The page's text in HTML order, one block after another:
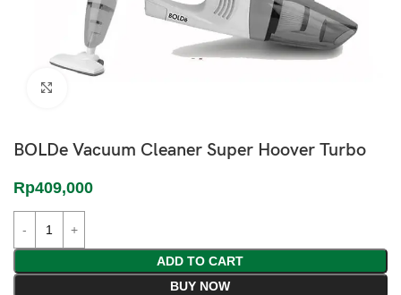
BOLDe Vacuum Cleaner Super Hoover Turbo
Rp409,000
ADD TO CART
BUY NOW